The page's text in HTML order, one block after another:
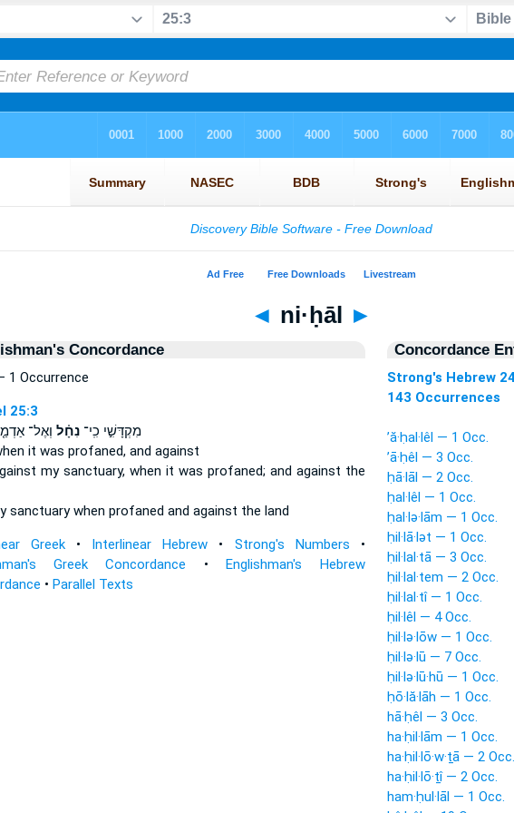
◄ ni·ḥāl ►
Concordance
1 Occurrence
25:3
מִקְדָּשִׁ֣י כִֽי־נִחָ֗ל וְאֶל־
it was profaned,and against
my sanctuary, when it was profaned; and against the
sanctuary when profaned and against the land
Greek• Interlinear Hebrew • Strong's Numbers •
Greek Concordance •Englishman's Hebrew
• Parallel Texts
Concordance
Strong's Hebrew
143 Occurrences
’ă·ḥal·lêl — 1 Occ.
’ā·ḥêl — 3 Occ.
ḥā·lāl — 2 Occ.
ḥal·lêl — 1 Occ.
ḥal·lə·lām — 1 Occ.
ḥil·lā·lət — 1 Occ.
ḥil·lal·tā — 3 Occ.
ḥil·lal·tem — 2 Occ.
ḥil·lal·tî — 1 Occ.
ḥil·lêl — 4 Occ.
ḥil·lə·lōw — 1 Occ.
ḥil·lə·lū — 7 Occ.
ḥil·lə·lū·hū — 1 Occ.
ḥō·lă·lāh — 1 Occ.
hā·ḥêl — 3 Occ.
ha·ḥil·lām — 1 Occ.
ha·ḥil·lō·w·ṯā — 2 Occ.
ha·ḥil·lō·ṯî — 2 Occ.
ham·ḥul·lāl — 1 Occ.